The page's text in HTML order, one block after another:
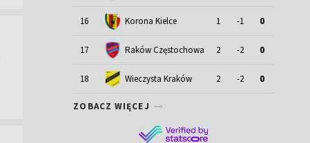
16 Korona Kielce 1 -1 0
17 Raków Częstochowa 2 -2 0
18 Wieczysta Kraków 2 -2 0
ZOBACZ WIĘCEJ